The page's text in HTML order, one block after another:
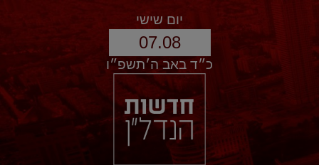
יום שישי
07.08
כ״ד באב ה׳תשפ״ו